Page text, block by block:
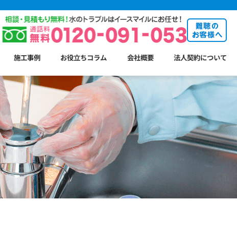
施工事例 お役立ちコラム 会社概要 法人契約について